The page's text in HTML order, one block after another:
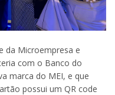
da Microempresa e
com o Banco do
marca do MEI, e que
possui um QR code